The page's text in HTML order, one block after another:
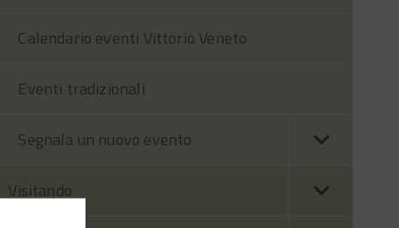
Calendario eventi Vittorio Veneto
Eventi tradizionali
Segnala un nuovo evento
Visitando